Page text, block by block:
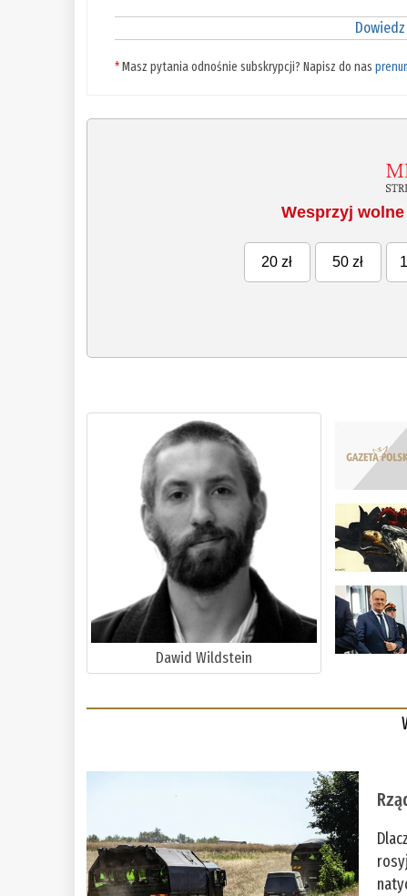
*Masz pytania odnośnie subskrypcji? Napisz do nas
Wesprzyj
20 zł 50 zł
Dawid Wildstein